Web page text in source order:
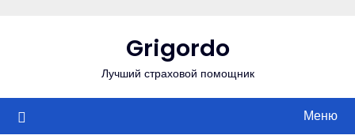
Grigordo
Лучший страховой помощник
Меню